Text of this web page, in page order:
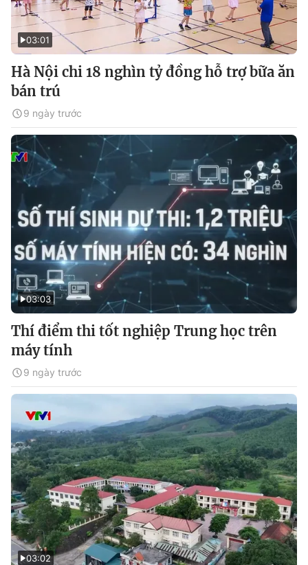
03:01
Hà Nội chi 18 nghìn tỷ đồng hỗ trợ bữa ăn
bán trú
9 ngày trước
03:03
Thí điểm thi tốt nghiệp Trung học trên
máy tính
9 ngày trước
03:02